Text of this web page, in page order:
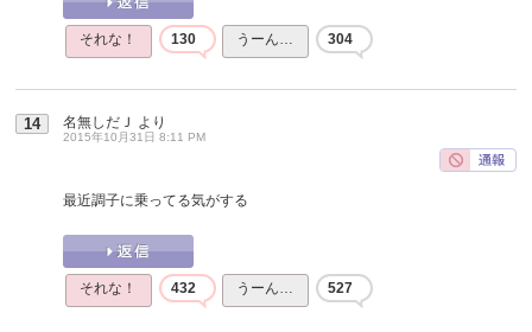
それな！ 130 うーん… 304
14 名無しだＪ より
2015年10月31日 8:11 PM
最近調子に乗ってる気がする
それな！ 432 うーん… 527